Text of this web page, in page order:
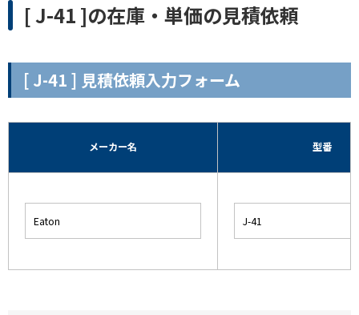
[ J-41 ]の在庫・単価の見積依頼
[ J-41 ] 見積依頼入力フォーム
メーカー名 型番